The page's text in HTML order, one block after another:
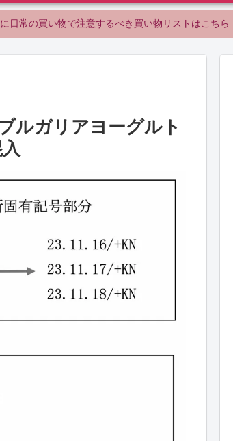
日常の買い物で注意するべき買い物リストはこちら
ルガリアヨーグルト